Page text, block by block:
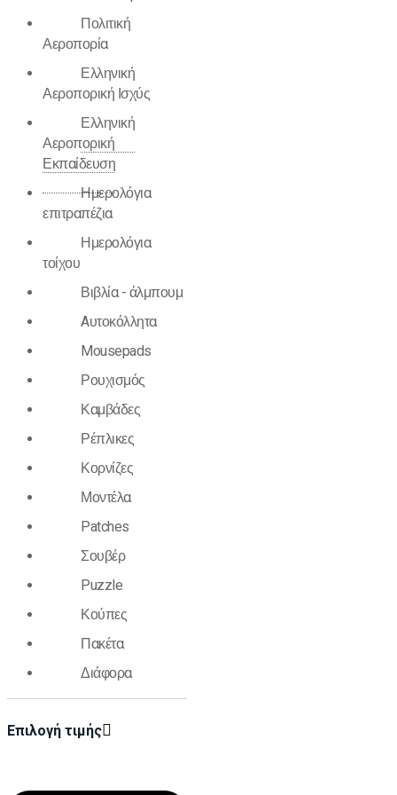
Πολιτική
Αεροπορία
Ελληνική
Αεροπορική Ισχύς
Ελληνική
Αεροπορική
Εκπαίδευση
Ημερολόγια
επιτραπέζια
Ημερολόγια
τοίχου
Βιβλία - άλμπουμ
Aυτοκόλλητα
Mousepads
Ρουχισμός
Καμβάδες
Ρέπλικες
Κορνίζες
Μοντέλα
Patches
Σουβέρ
Puzzle
Κούπες
Πακέτα
Διάφορα
Επιλογή τιμής